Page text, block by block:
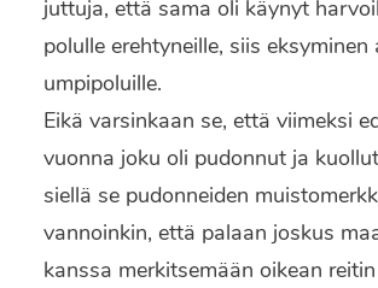
juttuja, että sama oli käynyt
polulle erehtyneille, siis eksyminen
umpipoluille.
Eikä varsinkaan se, että viimeksi
vuonna joku oli pudonnut ja
siellä se pudonneiden
vannoinkin, että palaan joskus
kanssa merkitsemään oikean reitin